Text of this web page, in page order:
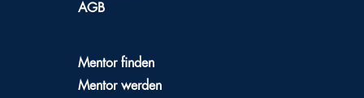
AGB
Mentor finden
Mentor werden